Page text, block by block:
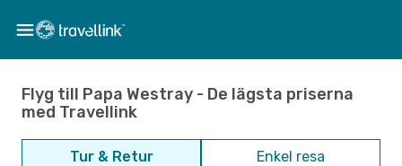
Flyg till Papa Westray - De lägsta priserna
med Travellink
Tur & Retur Enkel resa